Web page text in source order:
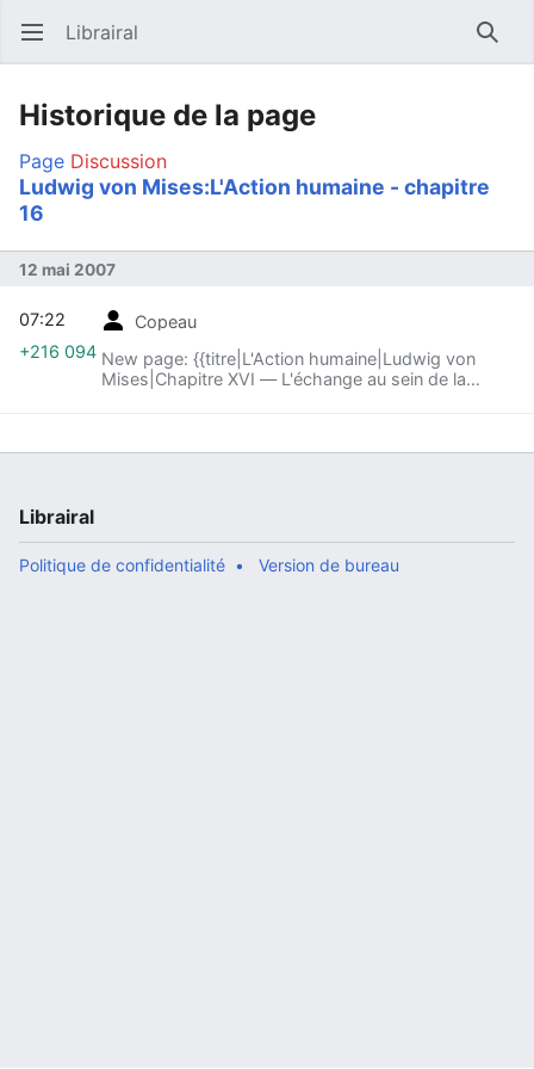
Ouvrir le menu principal Librairal
Historique de la page
Page Discussion
Ludwig von Mises:L'Action humaine - chapitre
16
12 mai 2007
Copeau
New page: {{titre|L'Action humaine|Ludwig von
Mises|Chapitre XVI — L'échange au sein de la
07:22
+216 094
Librairal
Politique de confidentialité Version de bureau